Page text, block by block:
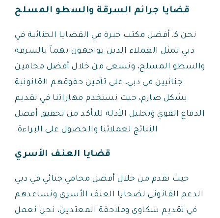
قضايا جرائم السرقة والسطو المسلح
نحن كـ أفضل مكتب خبرة في القضايا الجنائية في
دبي نمثل العملاء الذين يواجهون تهماً بالسرقة
والسطو المسلح، ونسعى من خلال أفضل محامين
جنائيين في دبي، على تأمين حقوقهم القانونية
بشكل صارم، حيث نستخدم مهاراتنا في تقديم
الدفاع القوي وتحليل الأدلة للتأكد من تحقيق أفضل
النتائج لعملائنا والحصول على البراءة.
قضايا العنف الأسري
حيث نقدم من خلال أفضل محامي جنائي في دبي
الدعم القانوني لضحايا العنف الأسري ونساعدهم
في تقديم شكاوى وملاحقة المعتدين، نحن نعمل